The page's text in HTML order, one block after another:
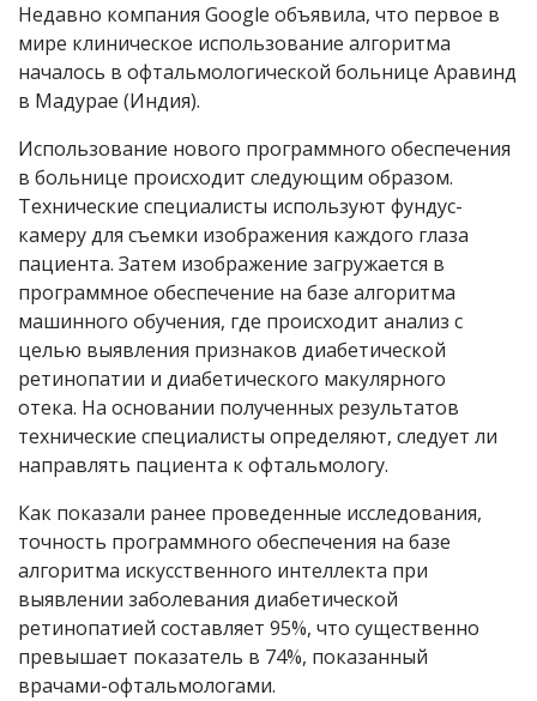
Недавно компания Google объявила, что первое в
мире клиническое использование алгоритма
началось в офтальмологической больнице Аравинд
в Мадурае (Индия).
Использование нового программного обеспечения
в больнице происходит следующим образом.
Технические специалисты используют фундус-
камеру для съемки изображения каждого глаза
пациента. Затем изображение загружается в
программное обеспечение на базе алгоритма
машинного обучения, где происходит анализ с
целью выявления признаков диабетической
ретинопатии и диабетического макулярного
отека. На основании полученных результатов
технические специалисты определяют, следует ли
направлять пациента к офтальмологу.
Как показали ранее проведенные исследования,
точность программного обеспечения на базе
алгоритма искусственного интеллекта при
выявлении заболевания диабетической
ретинопатией составляет 95%, что существенно
превышает показатель в 74%, показанный
врачами-офтальмологами.